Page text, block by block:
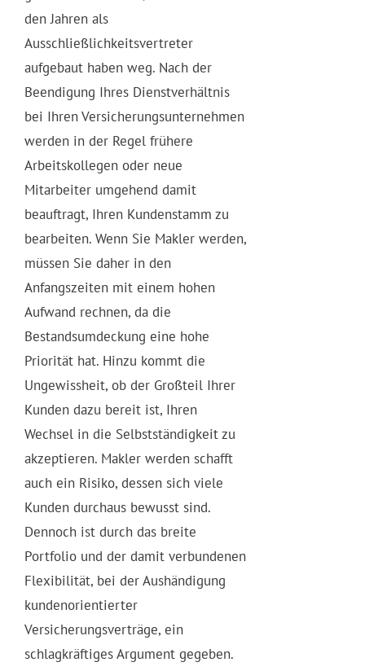
den Jahren als
Ausschließlichkeitsvertreter
aufgebaut haben weg. Nach der
Beendigung Ihres Dienstverhältnis
bei Ihren Versicherungsunternehmen
werden in der Regel frühere
Arbeitskollegen oder neue
Mitarbeiter umgehend damit
beauftragt, Ihren Kundenstamm zu
bearbeiten. Wenn Sie Makler werden,
müssen Sie daher in den
Anfangszeiten mit einem hohen
Aufwand rechnen, da die
Bestandsumdeckung eine hohe
Priorität hat. Hinzu kommt die
Ungewissheit, ob der Großteil Ihrer
Kunden dazu bereit ist, Ihren
Wechsel in die Selbstständigkeit zu
akzeptieren. Makler werden schafft
auch ein Risiko, dessen sich viele
Kunden durchaus bewusst sind.
Dennoch ist durch das breite
Portfolio und der damit verbundenen
Flexibilität, bei der Aushändigung
kundenorientierter
Versicherungsverträge, ein
schlagkräftiges Argument gegeben.